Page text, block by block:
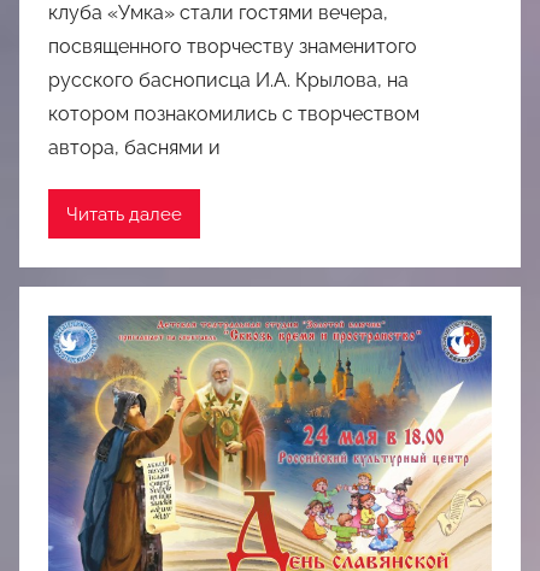
клуба «Умка» стали гостями вечера,
посвященного творчеству знаменитого
русского баснописца И.А. Крылова, на
котором познакомились с творчеством
автора, баснями и
Читать далее